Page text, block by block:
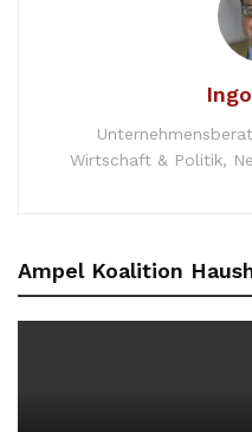
Wirtschaft & Politik,
Ampel Koalition